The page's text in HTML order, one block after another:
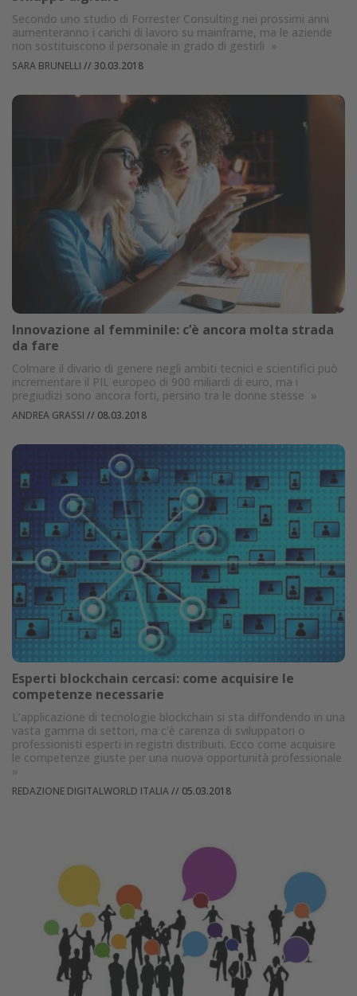
Secondo uno studio di Forrester Consulting nei prossimi anni
aumenteranno i carichi di lavoro su mainframe, ma le aziende
non sostituiscono il personale in grado di gestirli »
SARA BRUNELLI // 30.03.2018
Innovazione al femminile: c’è ancora molta strada
da fare
Colmare il divario di genere negli ambiti tecnici e scientifici può
incrementare il PIL europeo di 900 miliardi di euro, ma i
pregiudizi sono ancora forti, persino tra le donne stesse »
ANDREA GRASSI // 08.03.2018
Esperti blockchain cercasi: come acquisire le
competenze necessarie
L’applicazione di tecnologie blockchain si sta diffondendo in una
vasta gamma di settori, ma c'è carenza di sviluppatori o
professionisti esperti in registri distribuiti. Ecco come acquisire
le competenze giuste per una nuova opportunità professionale
»
REDAZIONE DIGITALWORLD ITALIA// 05.03.2018